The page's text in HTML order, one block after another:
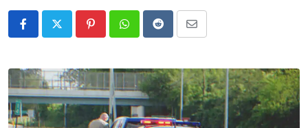
PinterestWhatsappRedditShare
Email